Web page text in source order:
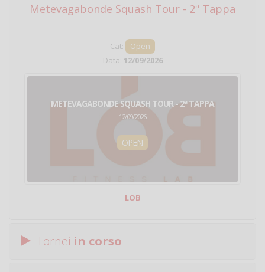
Metevagabonde Squash Tour - 2ª Tappa
Cat:
Open
Data: 12/09/2026
METEVAGABONDE SQUASH TOUR - 2ª TAPPA
12/09/2026
OPEN
LOB
Tornei in corso